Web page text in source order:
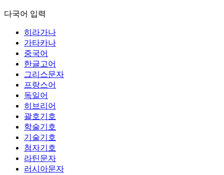
다국어 입력
히라가나
가타카나
중국어
한글고어
그리스문자
프랑스어
독일어
히브리어
괄호기호
학술기호
기술기호
첨자기호
라틴문자
러시아문자